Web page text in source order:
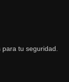
tu seguridad.